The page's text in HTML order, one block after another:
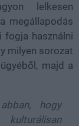
lelkesen
megállapodás
fogja használni
milyen sorozat
majd a
hogy